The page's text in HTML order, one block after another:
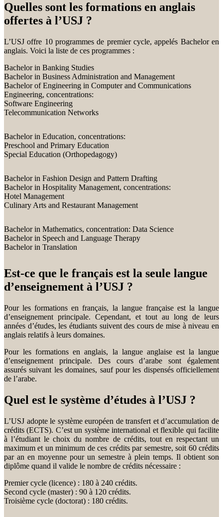
Quelles sont les formations en anglais
offertes à l’USJ ?
L’USJ offre 10 programmes de premier cycle, appelés Bachelor en
anglais. Voici la liste de ces programmes :
Bachelor in Banking Studies
Bachelor in Business Administration and Management
Bachelor of Engineering in Computer and Communications
Engineering, concentrations:
Software Engineering
Telecommunication Networks
Bachelor in Education, concentrations:
Preschool and Primary Education
Special Education (Orthopedagogy)
Bachelor in Fashion Design and Pattern Drafting
Bachelor in Hospitality Management, concentrations:
Hotel Management
Culinary Arts and Restaurant Management
Bachelor in Mathematics, concentration: Data Science
Bachelor in Speech and Language Therapy
Bachelor in Translation
Est-ce que le français est la seule langue
d’enseignement à l’USJ ?
Pour les formations en français, la langue française est la langue
d’enseignement principale. Cependant, et tout au long de leurs
années d’études, les étudiants suivent des cours de mise à niveau en
anglais relatifs à leurs domaines.
Pour les formations en anglais, la langue anglaise est la langue
d’enseignement principale. Des cours d’arabe sont également
assurés suivant les domaines, sauf pour les dispensés officiellement
de l’arabe.
Quel est le système d’études à l’USJ ?
L’USJ adopte le système européen de transfert et d’accumulation de
crédits (ECTS). C’est un système international et flexible qui facilite
à l’étudiant le choix du nombre de crédits, tout en respectant un
maximum et un minimum de ces crédits par semestre, soit 60 crédits
par an en moyenne pour un semestre à plein temps. Il obtient son
diplôme quand il valide le nombre de crédits nécessaire :
Premier cycle (licence) : 180 à 240 crédits.
Second cycle (master) : 90 à 120 crédits.
Troisième cycle (doctorat) : 180 crédits.